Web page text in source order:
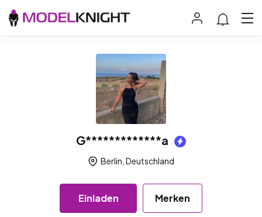
G*************a
Berlin, Deutschland
Einladen Merken